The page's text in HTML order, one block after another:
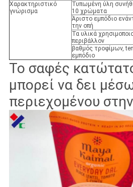
Χαρακτηριστικό
γνώρισμα
Τυπωμένη ύλη
10 χρώματα
Άριστο εμπόδιο
την οπή
Τα υλικά
περιβάλλον
βαθμός τροφίμων,
εμπόδιο
Το σαφές
μπορεί να δει
περιεχομένου